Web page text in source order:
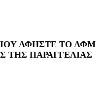
ΑΦΗΣΤΕ ΤΟ ΑΦΜ
ΤΗΣ ΠΑΡΑΓΓΕΛΙΑΣ